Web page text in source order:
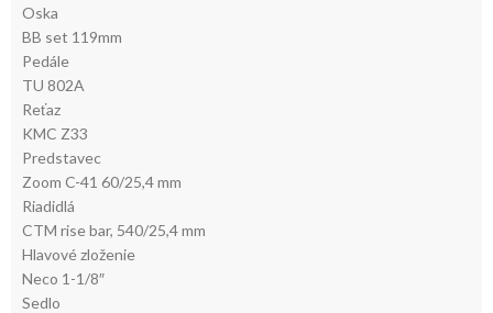
Oska
BB set 119mm
Pedále
TU 802A
Reťaz
KMC Z33
Predstavec
Zoom C-41 60/25,4 mm
Riadidlá
CTM rise bar, 540/25,4 mm
Hlavové zloženie
Neco 1-1/8″
Sedlo